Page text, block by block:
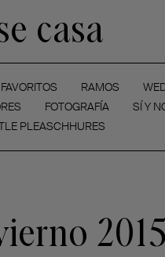
casa
RAMOS
FOTOGRAFÍA
SÍ Y
PLEASCHHURES